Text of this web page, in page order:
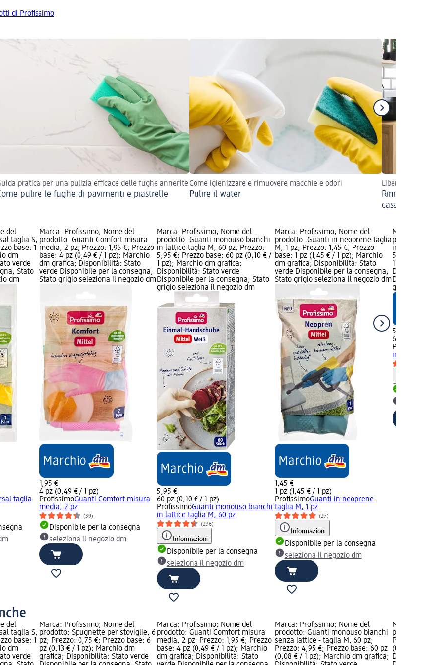
di Profissimo
pratica per una pulizia efficace delle fughe annerite
pulire le fughe di pavimenti e piastrelle
Come igienizzare e rimuovere macchie e odori
Pulire il water
Liberati della
Rimuovere
casa
del
taglia S,
base: 1
dm
verde
Stato
dm
taglia
Marca: Profissimo; Nome del
prodotto: Guanti Comfort misura
media, 2 pz; Prezzo: 1,95 €; Prezzo
base: 4 pz (0,49 € / 1 pz); Marchio
dm grafica; Disponibilità: Stato
verde Disponibile per la consegna,
Stato grigio seleziona il negozio dm
1,95 €
4 pz (0,49 € / 1 pz)
ProfissimoGuanti Comfort misura
media, 2 pz
(39)
Disponibile per la consegna
seleziona il negozio dm
Marca: Profissimo; Nome del
prodotto: Guanti monouso bianchi
in lattice taglia M, 60 pz; Prezzo:
5,95 €; Prezzo base: 60 pz (0,10 € /
1 pz); Marchio dm grafica;
Disponibilità: Stato verde
Disponibile per la consegna, Stato
grigio seleziona il negozio dm
5,95 €
60 pz (0,10 € / 1 pz)
ProfissimoGuanti monouso bianchi
in lattice taglia M, 60 pz
(236)
Informazioni
Disponibile per la consegna
seleziona il negozio dm
Marca: Profissimo; Nome del
prodotto: Guanti in neoprene taglia
M, 1 pz; Prezzo: 1,45 €; Prezzo
base: 1 pz (1,45 € / 1 pz); Marchio
dm grafica; Disponibilità: Stato
verde Disponibile per la consegna,
Stato grigio seleziona il negozio dm
1,45 €
1 pz (1,45 € / 1 pz)
ProfissimoGuanti in neoprene
taglia M, 1 pz
(27)
Informazioni
Disponibile per la consegna
seleziona il negozio dm
Marca:
prodotto:
in lattice
5,95 €;
1 pz);
Disponibile
grigio
5,95 €
60 pz (0,10
Profissimo
in lattice
del
taglia S,
base: 1
dm
verde
Marca: Profissimo; Nome del
prodotto: Spugnette per stoviglie, 6
pz; Prezzo: 0,75 €; Prezzo base: 6
pz (0,13 € / 1 pz); Marchio dm
grafica; Disponibilità: Stato verde
Marca: Profissimo; Nome del
prodotto: Guanti Comfort misura
media, 2 pz; Prezzo: 1,95 €; Prezzo
base: 4 pz (0,49 € / 1 pz); Marchio
dm grafica; Disponibilità: Stato
Marca: Profissimo; Nome del
prodotto: Guanti monouso bianchi
senza lattice - taglia M, 60 pz;
Prezzo: 4,95 €; Prezzo base: 60 pz
(0,08 € / 1 pz); Marchio dm grafica;
Marca:
prodotto:
Prezzo:
(0,16 € / 1